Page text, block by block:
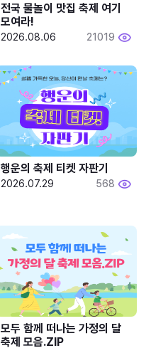
전국 물놀이 맛집 축제 여기
모여라!
2026.08.06 21019
행운의 축제 티켓 자판기
2026.07.29 568
모두 함께 떠나는 가정의 달
축제 모음.ZIP